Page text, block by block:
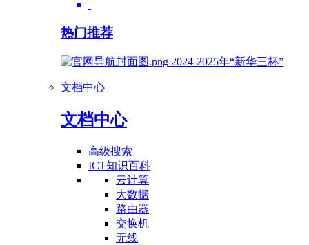
热门推荐
2024-2025年“新华三杯”
文档中心
文档中心
高级搜索
ICT知识百科
云计算
大数据
路由器
交换机
无线